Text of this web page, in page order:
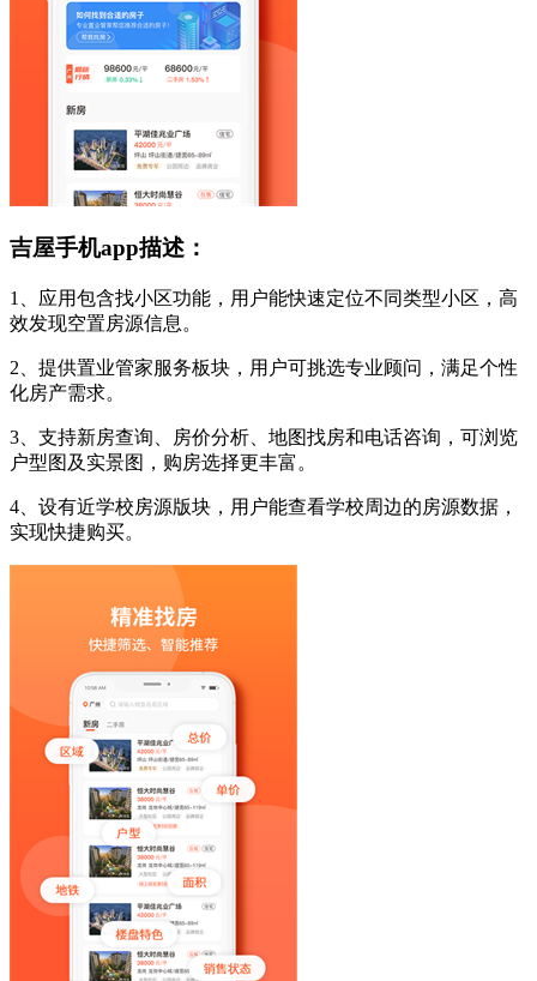
吉屋手机app描述：
1、应用包含找小区功能，用户能快速定位不同类型小区，高
效发现空置房源信息。
2、提供置业管家服务板块，用户可挑选专业顾问，满足个性
化房产需求。
3、支持新房查询、房价分析、地图找房和电话咨询，可浏览
户型图及实景图，购房选择更丰富。
4、设有近学校房源版块，用户能查看学校周边的房源数据，
实现快捷购买。